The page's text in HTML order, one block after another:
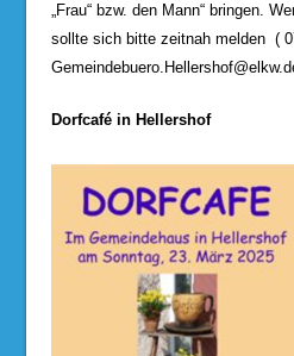
„Frau“ bzw. den Mann“ bringen.
sollte sich bitte zeitnah melden (
Dorfcafé in Hellershof